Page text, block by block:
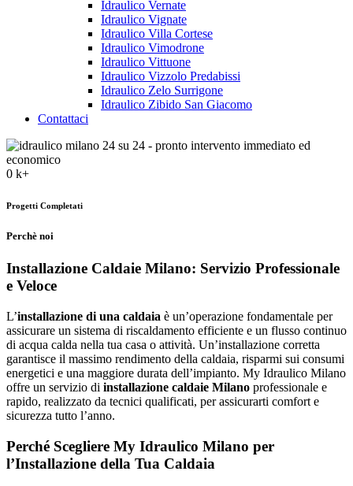
Idraulico Vernate
Idraulico Vignate
Idraulico Villa Cortese
Idraulico Vimodrone
Idraulico Vittuone
Idraulico Vizzolo Predabissi
Idraulico Zelo Surrigone
Idraulico Zibido San Giacomo
Contattaci
0 k+
Progetti Completati
Perchè noi
Installazione Caldaie Milano: Servizio Professionale
e Veloce
L’installazione di una caldaia è un’operazione fondamentale per
assicurare un sistema di riscaldamento efficiente e un flusso continuo
di acqua calda nella tua casa o attività. Un’installazione corretta
garantisce il massimo rendimento della caldaia, risparmi sui consumi
energetici e una maggiore durata dell’impianto. My Idraulico Milano
offre un servizio di installazione caldaie Milano professionale e
rapido, realizzato da tecnici qualificati, per assicurarti comfort e
sicurezza tutto l’anno.
Perché Scegliere My Idraulico Milano per
l’Installazione della Tua Caldaia